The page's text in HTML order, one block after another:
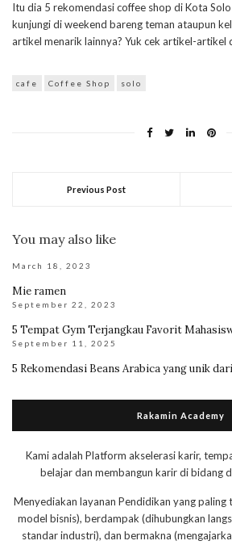
Itu dia 5 rekomendasi coffee shop di Kota
kunjungi di weekend bareng teman ataupun
artikel menarik lainnya? Yuk cek artikel-artikel
cafe Coffee Shop solo
Previous Post
You may also like
March 18, 2023
Mie ramen
September 22, 2023
5 Tempat Gym Terjangkau Favorit
September 11, 2025
5 Rekomendasi Beans Arabica yang unik
Rakamin Academy
Kami adalah Platform akselerasi karir,
belajar dan membangun karir di bidang
Menyediakan layanan Pendidikan yang paling
model bisnis), berdampak (dihubungkan
standar industri), dan bermakna